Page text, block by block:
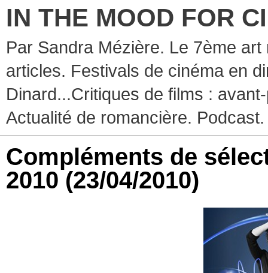
IN THE MOOD FOR
Par Sandra Mézière. Le 7ème
articles. Festivals de cinéma en
Dinard...Critiques de films :
Actualité de romancière. Podcast.
Compléments de
2010 (23/04/2010)